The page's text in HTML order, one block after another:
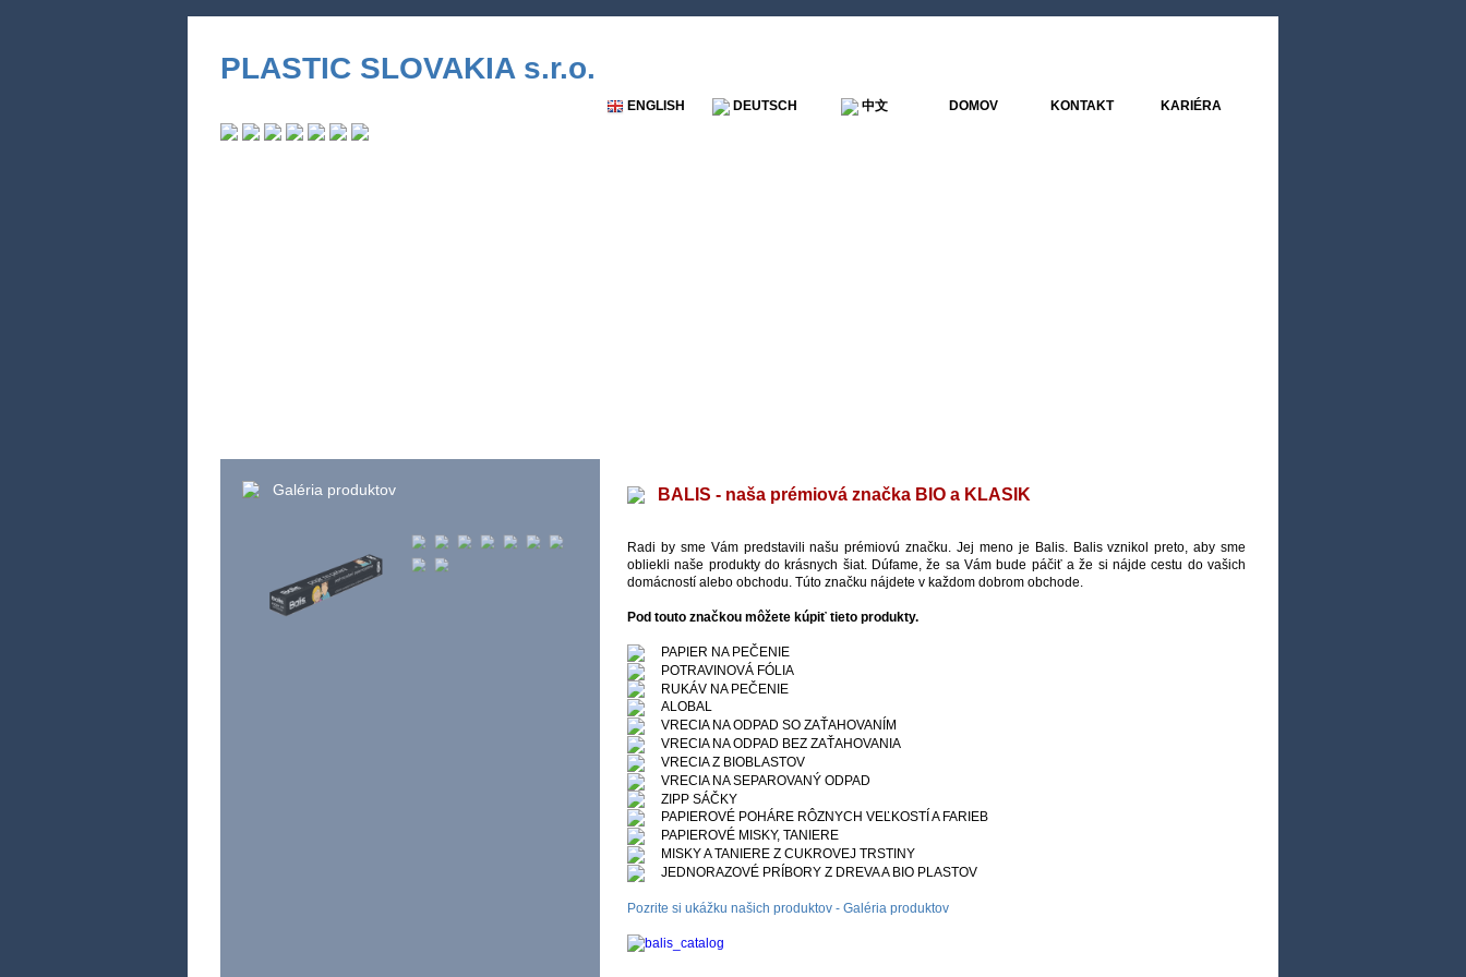
PLASTIC SLOVAKIA s.r.o.
ENGLISH DEUTSCH 中文 DOMOV KONTAKT KARIÉRA
Galéria produktov BALIS - naša prémiová značka BIO a KLASIK
Radi by sme Vám predstavili našu prémiovú značku. Jej meno je Balis. Balis vznikol preto, aby sme
obliekli naše produkty do krásnych šiat. Dúfame, že sa Vám bude páčiť a že si nájde cestu do vašich
domácností alebo obchodu. Túto značku nájdete v každom dobrom obchode.
Pod touto značkou môžete kúpiť tieto produkty.
PAPIER NA PEČENIE
POTRAVINOVÁ FÓLIA
RUKÁV NA PEČENIE
ALOBAL
VRECIA NA ODPAD SO ZAŤAHOVANÍM
VRECIA NA ODPAD BEZ ZAŤAHOVANIA
VRECIA Z BIOBLASTOV
VRECIA NA SEPAROVANÝ ODPAD
ZIPP SÁČKY
PAPIEROVÉ POHÁRE RÔZNYCH VEĽKOSTÍ A FARIEB
PAPIEROVÉ MISKY, TANIERE
MISKY A TANIERE Z CUKROVEJ TRSTINY
JEDNORAZOVÉ PRÍBORY Z DREVA A BIO PLASTOV
Pozrite si ukážku našich produktov - Galéria produktov